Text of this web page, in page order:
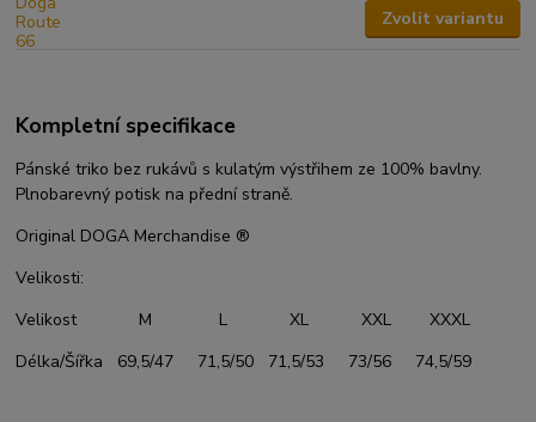
Zvolit variantu
Kompletní specifikace
Pánské triko bez rukávů s kulatým výstřihem ze 100% bavlny.
Plnobarevný potisk na přední straně.
Original DOGA Merchandise ®
Velikosti:
Velikost M L XL XXL XXXL
Délka/Šířka 69,5/47 71,5/50 71,5/53 73/56 74,5/59